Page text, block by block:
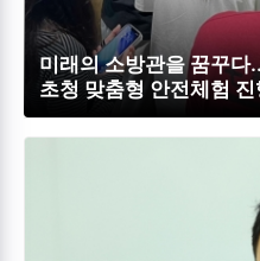
미래의 소방관을 꿈꾸다
초청 맞춤형 안전체험 진